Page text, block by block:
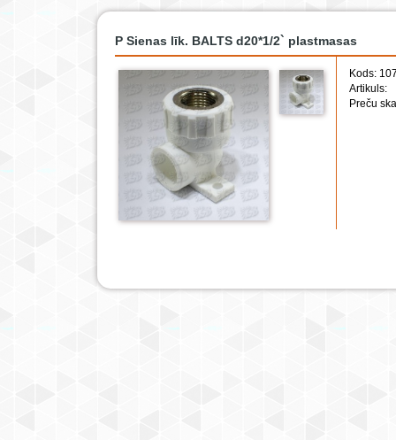
P Sienas līk. BALTS d20*1/2` plastmasas
Kods:
Artikuls:
Preču